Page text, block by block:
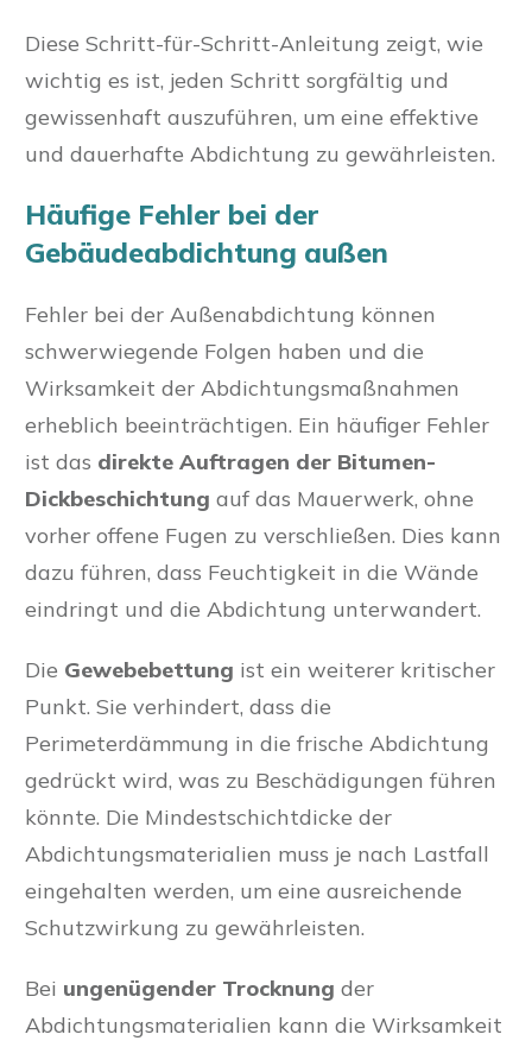
Diese Schritt-für-Schritt-Anleitung zeigt, wie
wichtig es ist, jeden Schritt sorgfältig und
gewissenhaft auszuführen, um eine effektive
und dauerhafte Abdichtung zu gewährleisten.
Häufige Fehler bei der
Gebäudeabdichtung außen
Fehler bei der Außenabdichtung können
schwerwiegende Folgen haben und die
Wirksamkeit der Abdichtungsmaßnahmen
erheblich beeinträchtigen. Ein häufiger Fehler
ist das direkte Auftragen der Bitumen-
Dickbeschichtung auf das Mauerwerk, ohne
vorher offene Fugen zu verschließen. Dies kann
dazu führen, dass Feuchtigkeit in die Wände
eindringt und die Abdichtung unterwandert.
Die Gewebebettung ist ein weiterer kritischer
Punkt. Sie verhindert, dass die
Perimeterdämmung in die frische Abdichtung
gedrückt wird, was zu Beschädigungen führen
könnte. Die Mindestschichtdicke der
Abdichtungsmaterialien muss je nach Lastfall
eingehalten werden, um eine ausreichende
Schutzwirkung zu gewährleisten.
Bei ungenügender Trocknung der
Abdichtungsmaterialien kann die Wirksamkeit